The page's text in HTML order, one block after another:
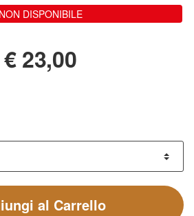
NON DISPONIBILE
€23,00
al Carrello